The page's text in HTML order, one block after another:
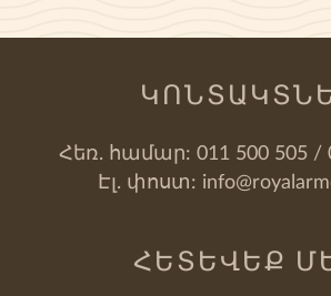
Հեռ. համար: 011 500 505 /
Էլ. փոստ:
ՀԵՏԵՎԵՔ